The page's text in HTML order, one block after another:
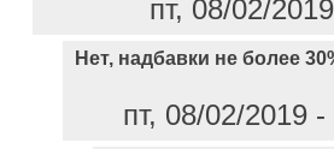
пт, 08/02/
Нет, надбавки не более
пт, 08/02/2019